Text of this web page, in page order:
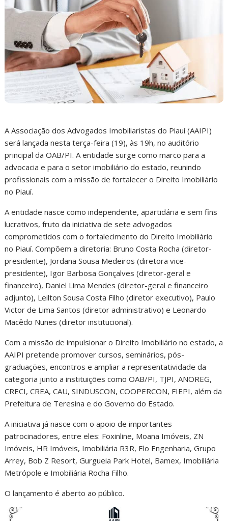
A Associação dos Advogados Imobiliaristas do Piauí (AAIPI)
será lançada nesta terça-feira (19), às 19h, no auditório
principal da OAB/PI. A entidade surge como marco para a
advocacia e para o setor imobiliário do estado, reunindo
profissionais com a missão de fortalecer o Direito Imobiliário
no Piauí.
A entidade nasce como independente, apartidária e sem fins
lucrativos, fruto da iniciativa de sete advogados
comprometidos com o fortalecimento do Direito Imobiliário
no Piauí. Compõem a diretoria: Bruno Costa Rocha (diretor-
presidente), Jordana Sousa Medeiros (diretora vice-
presidente), Igor Barbosa Gonçalves (diretor-geral e
financeiro), Daniel Lima Mendes (diretor-geral e financeiro
adjunto), Leilton Sousa Costa Filho (diretor executivo), Paulo
Victor de Lima Santos (diretor administrativo) e Leonardo
Macêdo Nunes (diretor institucional).
Com a missão de impulsionar o Direito Imobiliário no estado, a
AAIPI pretende promover cursos, seminários, pós-
graduações, encontros e ampliar a representatividade da
categoria junto a instituições como OAB/PI, TJPI, ANOREG,
CRECI, CREA, CAU, SINDUSCON, COOPERCON, FIEPI, além da
Prefeitura de Teresina e do Governo do Estado.
A iniciativa já nasce com o apoio de importantes
patrocinadores, entre eles: Foxinline, Moana Imóveis, ZN
Imóveis, HR Imóveis, Imobiliária R3R, Elo Engenharia, Grupo
Arrey, Bob Z Resort, Gurgueia Park Hotel, Bamex, Imobiliária
Metrópole e Imobiliária Rocha Filho.
O lançamento é aberto ao público.